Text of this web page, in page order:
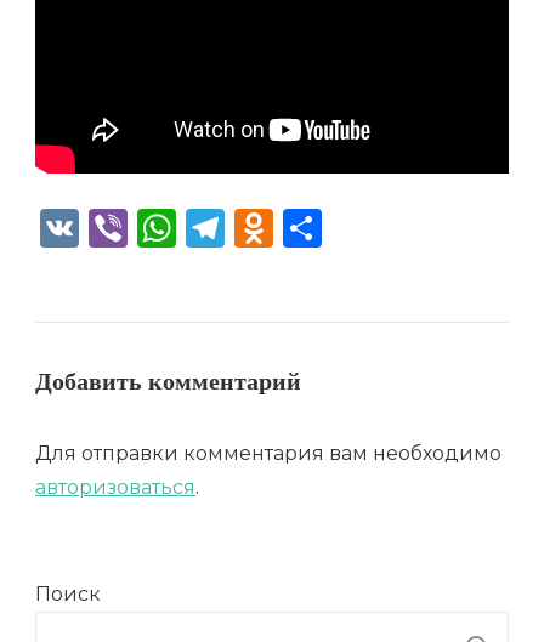
VK ViberWhatsApp
Telegram
Odnoklassniki
Добавить комментарий
Для отправки комментария вам необходимо
авторизоваться.
Поиск